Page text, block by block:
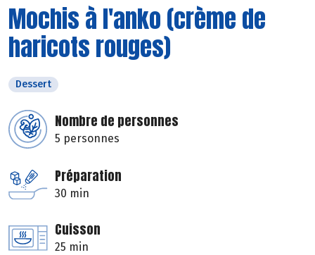
Mochis à l'anko (crème de
haricots rouges)
Dessert
Nombre de personnes
5 personnes
Préparation
30 min
Cuisson
25 min